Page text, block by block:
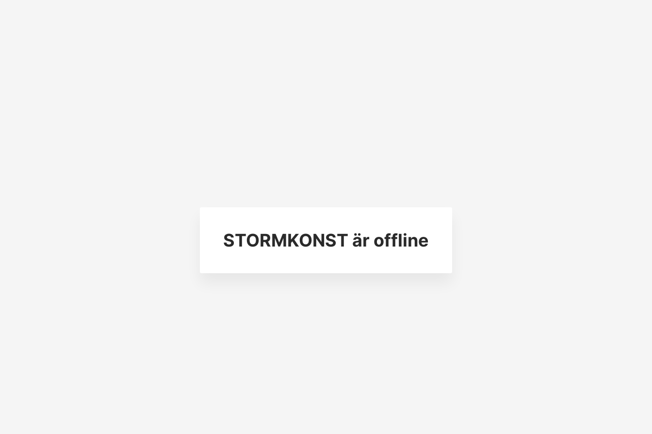
STORMKONST är offline